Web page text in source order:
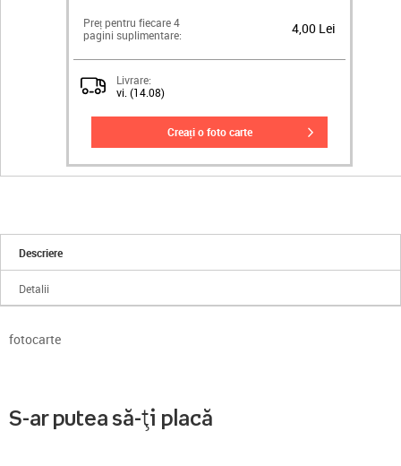
Preț pentru fiecare 4
pagini suplimentare:
4,00 Lei
Livrare:
vi. (14.08)
creați o foto carte
Descriere
Detalii
fotocarte
S-ar putea să-ți placă